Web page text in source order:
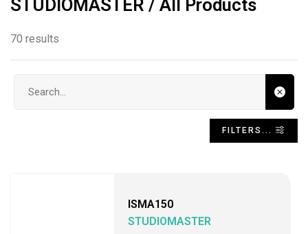
STUDIOMASTER / All Products
70 results
FILTERS...
ISMA150
STUDIOMASTER